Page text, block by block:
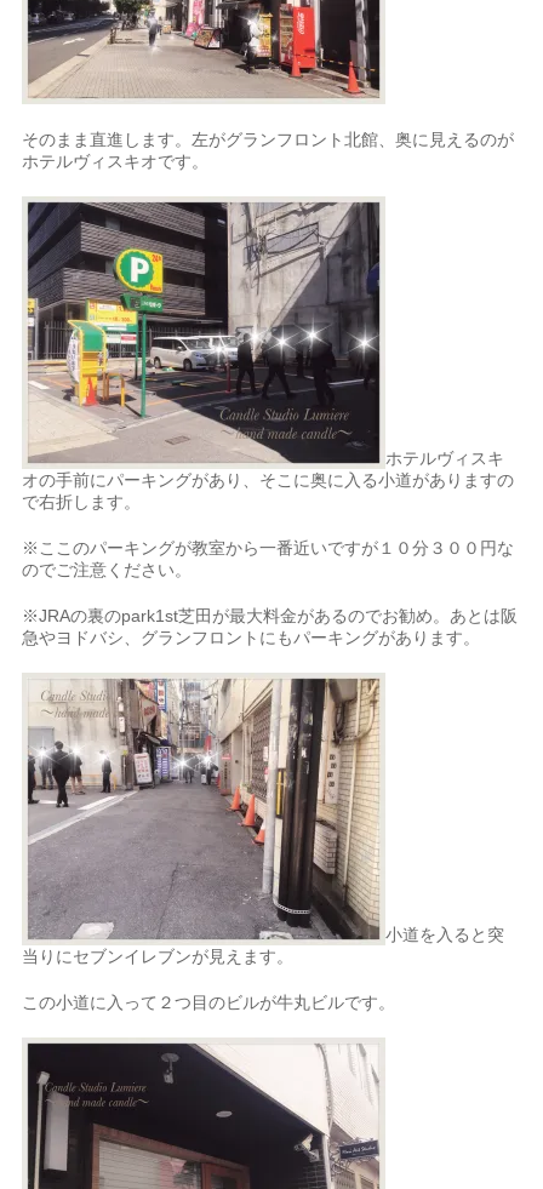
そのまま直進します。左がグランフロント北館、奥に見えるのが
ホテルヴィスキオです。
ホテルヴィスキ
オの手前にパーキングがあり、そこに奥に入る小道がありますの
で右折します。
※ここのパーキングが教室から一番近いですが１０分３００円な
のでご注意ください。
※JRAの裏のpark1st芝田が最大料金があるのでお勧め。あとは阪
急やヨドバシ、グランフロントにもパーキングがあります。
小道を入ると突
当りにセブンイレブンが見えます。
この小道に入って２つ目のビルが牛丸ビルです。